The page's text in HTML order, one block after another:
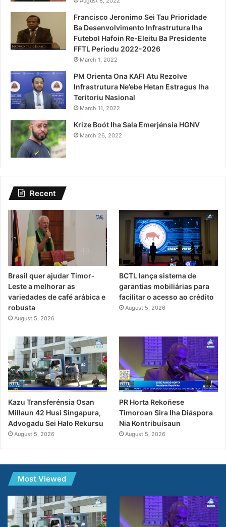
Francisco Jeronimo Sei Tau Prioridade
Ba Desenvolvimento Infrastrutura Iha
Futebol Hafoin Re-Eleitu Ba Presidente
FFTL Periodu 2022-2026
March 1, 2022
PM Orienta Ona KAFI Atu Rezolve
Infrastrutura Ne’ebe Hetan Estragus Iha
Teritoriu Nasional
March 11, 2022
Krize Boót Iha Sala Emerjénsia HGNV
March 26, 2022
Recent
Brasil quer ajudar Timor-
Leste a melhorar as
variedades de café arábica e
robusta
August 5, 2026
BCTL lança sistema de
garantias mobiliárias para
facilitar o acesso ao crédito
August 5, 2026
Kazu Transferénsia Osan
Millaun 42 Husi Singapura,
Advogadu Sei Halo Rekursu
August 5, 2026
PR Horta Rekoñese
Timoroan Sira Iha Diáspora
Nia Kontribuisaun
August 5, 2026
Most Viewed